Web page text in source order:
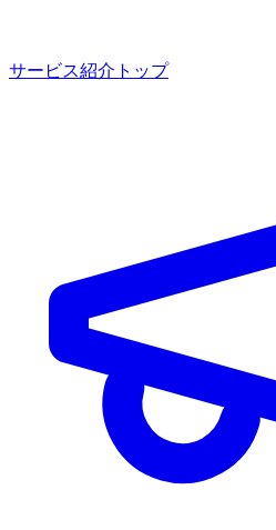
サービス紹介トップ